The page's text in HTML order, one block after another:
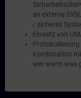
an externe
/ sicheres
Einsatz von
Kombination
wer wann was